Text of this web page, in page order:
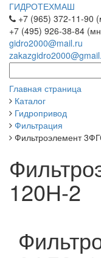
ГИДРОТЕХМАШ
+7 (965) 372-11-90
+7 (495) 926-38-84
gidro2000@mail.ru
Главная страница
Каталог
Гидропривод
Фильтрация
Фильтроэлемент
120Н-2